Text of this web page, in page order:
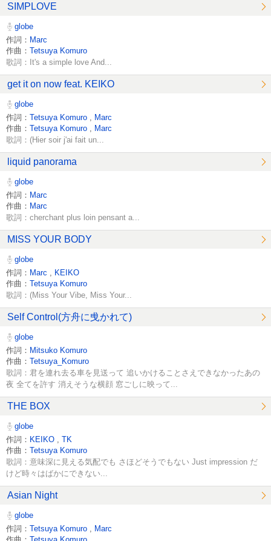
SIMPLOVE
globe
作詞： Marc
作曲： Tetsuya Komuro
歌詞：It's a simple love And...
get it on now feat. KEIKO
globe
作詞： Tetsuya Komuro
Marc
作曲： Tetsuya Komuro Marc
歌詞：(Hier soir j'ai fait un...
liquid panorama
globe
作詞： Marc
作曲： Marc
歌詞：cherchant plus loin pensant a...
MISS YOUR BODY
globe
作詞： Marc
KEIKO
作曲： Tetsuya Komuro
歌詞：(Miss Your Vibe, Miss Your...
Self Control(方舟に曵かれて)
globe
作詞： Mitsuko Komuro
作曲： Tetsuya_Komuro
歌詞：君を連れ去る車を見送って 追いかけることさえできなかったあの
夜 全てを許す 消えそうな横顔 窓ごしに映って...
THE BOX
globe
作詞： KEIKO
TK
作曲： Tetsuya Komuro
歌詞：意味深に見える気配でも さほどそうでもない Just impression だ
けど時々はばかにできない...
Asian Night
globe
作詞： Tetsuya Komuro
Marc